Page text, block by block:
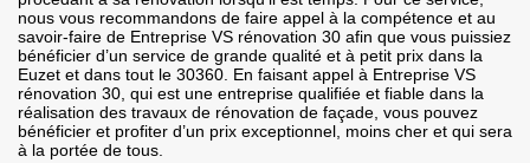
nous vous recommandons de faire appel à la compétence et au
savoir-faire de Entreprise VS rénovation 30 afin que vous puissiez
bénéficier d’un service de grande qualité et à petit prix dans la
Euzet et dans tout le 30360. En faisant appel à Entreprise VS
rénovation 30, qui est une entreprise qualifiée et fiable dans la
réalisation des travaux de rénovation de façade, vous pouvez
bénéficier et profiter d’un prix exceptionnel, moins cher et qui sera
à la portée de tous.